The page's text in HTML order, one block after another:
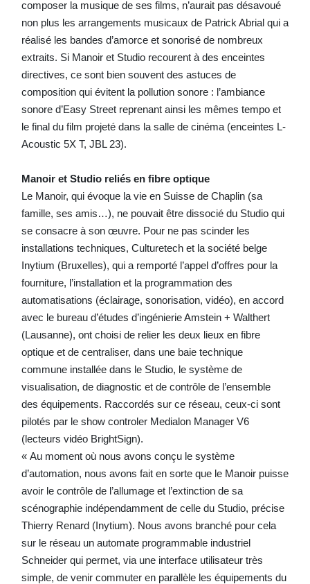
composer la musique de ses films, n’aurait pas désavoué
non plus les arrangements musicaux de Patrick Abrial qui a
réalisé les bandes d’amorce et sonorisé de nombreux
extraits. Si Manoir et Studio recourent à des enceintes
directives, ce sont bien souvent des astuces de
composition qui évitent la pollution sonore : l’ambiance
sonore d’Easy Street reprenant ainsi les mêmes tempo et
le final du film projeté dans la salle de cinéma (enceintes L-
Acoustic 5X T, JBL 23).
Manoir et Studio reliés en fibre optique
Le Manoir, qui évoque la vie en Suisse de Chaplin (sa
famille, ses amis…), ne pouvait être dissocié du Studio qui
se consacre à son œuvre. Pour ne pas scinder les
installations techniques, Culturetech et la société belge
Inytium (Bruxelles), qui a remporté l’appel d’offres pour la
fourniture, l’installation et la programmation des
automatisations (éclairage, sonorisation, vidéo), en accord
avec le bureau d’études d’ingénierie Amstein + Walthert
(Lausanne), ont choisi de relier les deux lieux en fibre
optique et de centraliser, dans une baie technique
commune installée dans le Studio, le système de
visualisation, de diagnostic et de contrôle de l’ensemble
des équipements. Raccordés sur ce réseau, ceux-ci sont
pilotés par le show controler Medialon Manager V6
(lecteurs vidéo BrightSign).
« Au moment où nous avons conçu le système
d’automation, nous avons fait en sorte que le Manoir puisse
avoir le contrôle de l’allumage et l’extinction de sa
scénographie indépendamment de celle du Studio, précise
Thierry Renard (Inytium). Nous avons branché pour cela
sur le réseau un automate programmable industriel
Schneider qui permet, via une interface utilisateur très
simple, de venir commuter en parallèle les équipements du